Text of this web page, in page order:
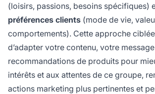
(loisirs, passions, besoins spécifiques)
préférences clients (mode de vie,
comportements). Cette approche
d’adapter votre contenu, votre
recommandations de produits pour
intérêts et aux attentes de ce groupe,
actions marketing plus pertinentes et